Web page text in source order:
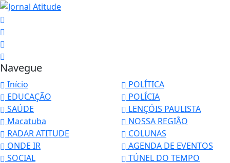
Navegue
Início
POLÍTICA
EDUCAÇÃO
POLÍCIA
SAÚDE
LENÇÓIS PAULISTA
Macatuba
NOSSA REGIÃO
RADAR ATITUDE
COLUNAS
ONDE IR
AGENDA DE EVENTOS
SOCIAL
TÚNEL DO TEMPO